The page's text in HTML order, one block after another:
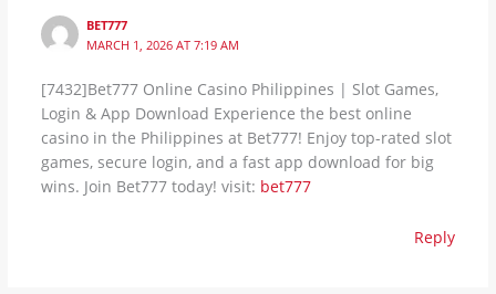
BET777
MARCH 1, 2026 AT 7:19 AM
[7432]Bet777 Online Casino Philippines | Slot Games,
Login & App Download Experience the best online
casino in the Philippines at Bet777! Enjoy top-rated slot
games, secure login, and a fast app download for big
wins. Join Bet777 today! visit: bet777
Reply